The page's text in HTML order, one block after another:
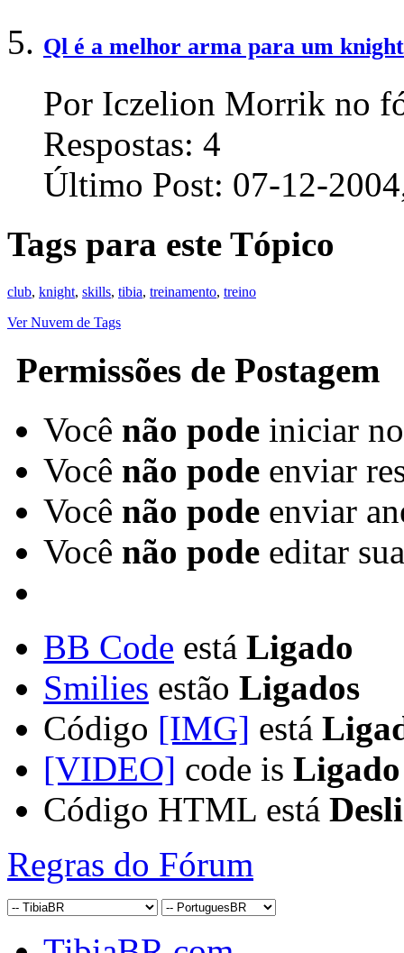
Ql é a melhor arma para um
Por Iczelion Morrik no
Respostas: 4
Último Post: 07-12-
Tags para este Tópico
club, knight, skills, tibia, treinamento, treino
Ver Nuvem de Tags
Permissões de Postagem
Você não pode iniciar
Você não pode enviar
Você não pode enviar
Você não pode editar
BB Code está Ligado
Smilies estão Ligados
Código [IMG] está
[VIDEO] code is Ligado
Código HTML está
Regras do Fórum